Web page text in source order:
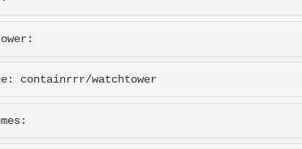
containrrr/watchtower